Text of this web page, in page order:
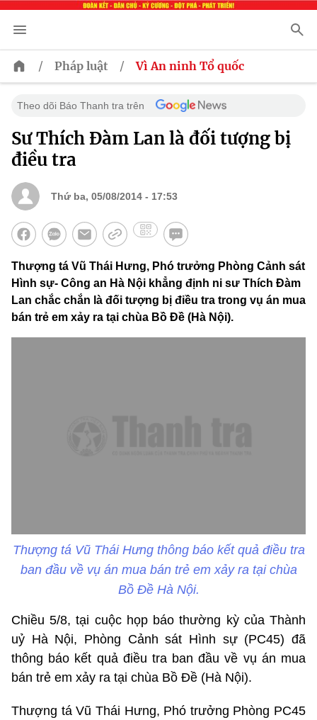
/ Pháp luật / Vì An ninh Tổ quốc
Theo dõi Báo Thanh tra trên
Sư Thích Đàm Lan là đối tượng bị
điều tra
Thứ ba, 05/08/2014 - 17:53
Thượng tá Vũ Thái Hưng, Phó trưởng Phòng Cảnh sát
Hình sự- Công an Hà Nội khẳng định ni sư Thích Đàm
Lan chắc chắn là đối tượng bị điều tra trong vụ án mua
bán trẻ em xảy ra tại chùa Bồ Đề (Hà Nội).
Thượng tá Vũ Thái Hưng thông báo kết quả điều tra
ban đầu về vụ án mua bán trẻ em xảy ra tại chùa
Bồ Đề Hà Nội.
Chiều 5/8, tại cuộc họp báo thường kỳ của Thành
uỷ Hà Nội, Phòng Cảnh sát Hình sự (PC45) đã
thông báo kết quả điều tra ban đầu về vụ án mua
bán trẻ em xảy ra tại chùa Bồ Đề (Hà Nội).
Thượng tá Vũ Thái Hưng, Phó trưởng Phòng PC45